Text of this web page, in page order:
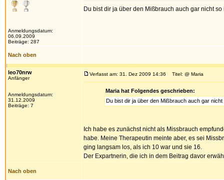
Anmeldungsdatum:
06.09.2009
Beiträge: 287
Du bist dir ja über den Mißbrauch auch gar nicht
Nach oben
leo70nrw
Anfänger
Anmeldungsdatum:
31.12.2009
Beiträge: 7
Verfasst am: 31. Dez 2009 14:36 Titel: @ Maria
Maria hat Folgendes geschrieben:
Du bist dir ja über den Mißbrauch auch gar
Ich habe es zunächst nicht als Missbrauch
habe. Meine Therapeutin meinte aber, es sei
ging langsam los, als ich 10 war und sie 16.
Der Expartnerin, die ich in dem Beitrag davor
Nach oben